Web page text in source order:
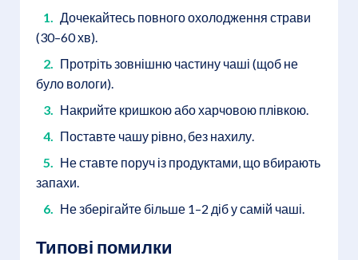
Дочекайтесь повного охолодження страви
(30–60 хв).
Протріть зовнішню частину чаші (щоб не
було вологи).
Накрийте кришкою або харчовою плівкою.
Поставте чашу рівно, без нахилу.
Не ставте поруч із продуктами, що вбирають
запахи.
Не зберігайте більше 1–2 діб у самій чаші.
Типові помилки